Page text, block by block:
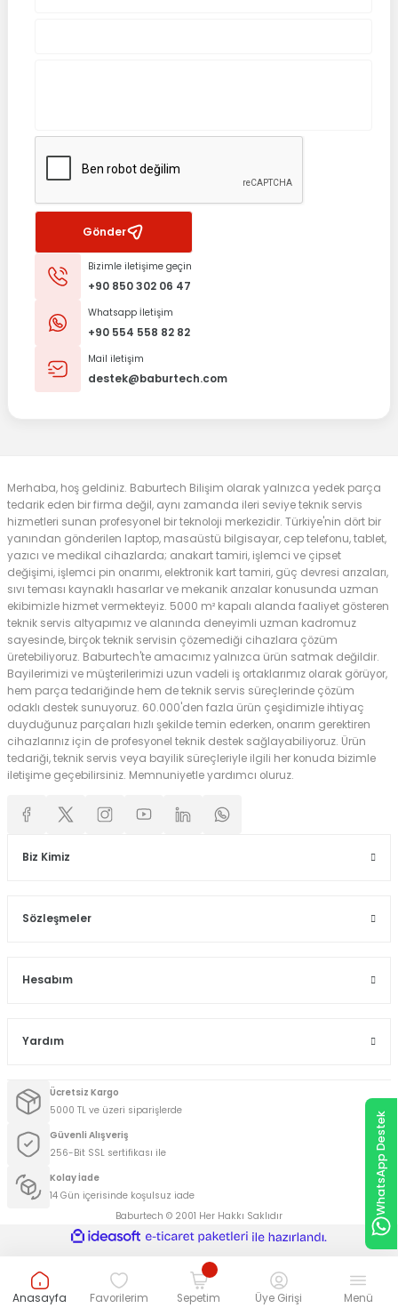
Gönder
Bizimle iletişime geçin
+90 850 302 06 47
Whatsapp İletişim
+90 554 558 82 82
Mail iletişim
destek@baburtech.com
Merhaba, hoş geldiniz. Baburtech Bilişim olarak yalnızca yedek parça
tedarik eden bir firma değil, aynı zamanda ileri seviye teknik servis
hizmetleri sunan profesyonel bir teknoloji merkezidir. Türkiye'nin dört bir
yanından gönderilen laptop, masaüstü bilgisayar, cep telefonu, tablet,
yazıcı ve medikal cihazlarda; anakart tamiri, işlemci ve çipset
değişimi, işlemci pin onarımı, elektronik kart tamiri, güç devresi arızaları,
sıvı teması kaynaklı hasarlar ve mekanik arızalar konusunda uzman
ekibimizle hizmet vermekteyiz. 5000 m² kapalı alanda faaliyet gösteren
teknik servis altyapımız ve alanında deneyimli uzman kadromuz
sayesinde, birçok teknik servisin çözemediği cihazlara çözüm
üretebiliyoruz. Baburtech'te amacımız yalnızca ürün satmak değildir.
Bayilerimizi ve müşterilerimizi uzun vadeli iş ortaklarımız olarak görüyor,
hem parça tedariğinde hem de teknik servis süreçlerinde çözüm
odaklı destek sunuyoruz. 60.000'den fazla ürün çeşidimizle ihtiyaç
duyduğunuz parçaları hızlı şekilde temin ederken, onarım gerektiren
cihazlarınız için de profesyonel teknik destek sağlayabiliyoruz. Ürün
tedariği, teknik servis veya bayilik süreçleriyle ilgili her konuda bizimle
iletişime geçebilirsiniz. Memnuniyetle yardımcı oluruz.
Biz Kimiz
Sözleşmeler
Hesabım
Yardım
Ücretsiz Kargo
5000 TL ve üzeri siparişlerde
Güvenli Alışveriş
256-Bit SSL sertifikası ile
Kolay İade
14 Gün içerisinde koşulsuz iade
Baburtech © 2001 Her Hakkı Saklıdır
WhatsApp Destek
Anasayfa Favorilerim Sepetim Üye Girişi Menü
ideasoft
e-
hazırlandı.